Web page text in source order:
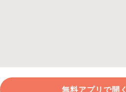
無料アプリで開く